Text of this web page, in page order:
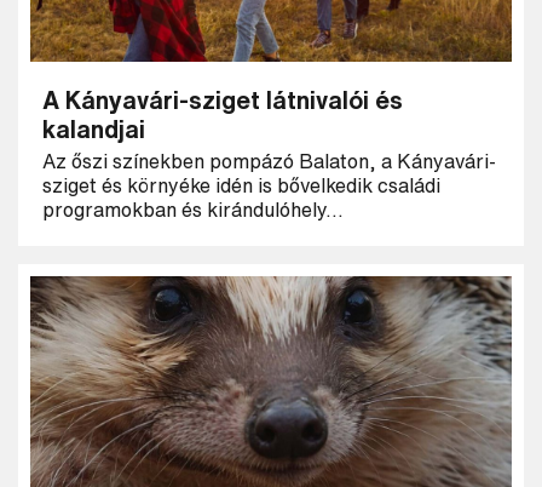
A Kányavári-sziget látnivalói és
kalandjai
Az őszi színekben pompázó Balaton, a Kányavári-
sziget és környéke idén is bővelkedik családi
programokban és kirándulóhely...